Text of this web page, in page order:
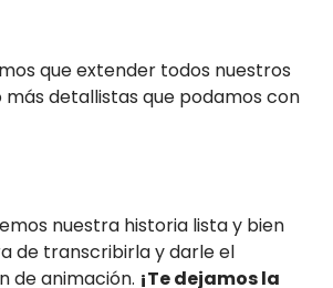
que extender todos nuestros
detallistas que podamos con
nuestra historia lista y bien
de transcribirla y darle el
de animación. ¡Te dejamos la